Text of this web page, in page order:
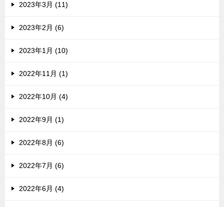
2023年3月 (11)
2023年2月 (6)
2023年1月 (10)
2022年11月 (1)
2022年10月 (4)
2022年9月 (1)
2022年8月 (6)
2022年7月 (6)
2022年6月 (4)